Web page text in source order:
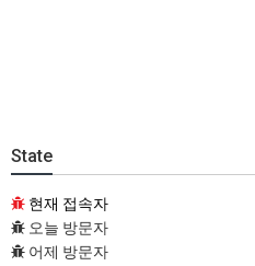
State
현재 접속자
오늘 방문자
어제 방문자